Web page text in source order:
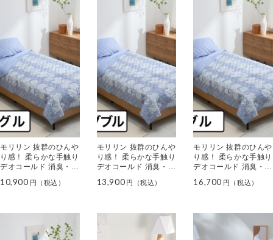
モリリン 抜群のひんや
り感！ 柔らかな手触り
デオコールド 消臭・防
ト ＜シングル＞
10,900
モリリン 抜群のひんや
り感！ 柔らかな手触り
デオコールド 消臭・防
ト ＜セミダブル＞
13,900
モリリン 抜群のひんや
り感！ 柔らかな手触り
デオコールド 消臭・防
ト ＜ダブル＞
16,700